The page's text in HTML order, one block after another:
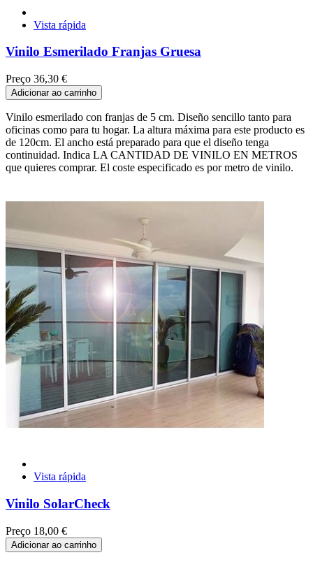
Vista rápida
Vinilo Esmerilado Franjas Gruesa
Preço 36,30 €
Adicionar ao carrinho
Vinilo esmerilado con franjas de 5 cm. Diseño sencillo tanto para
oficinas como para tu hogar. La altura máxima para este producto es
de 120cm. El ancho está preparado para que el diseño tenga
continuidad. Indica LA CANTIDAD DE VINILO EN METROS
que quieres comprar. El coste especificado es por metro de vinilo.
Vista rápida
Vinilo SolarCheck
Preço 18,00 €
Adicionar ao carrinho